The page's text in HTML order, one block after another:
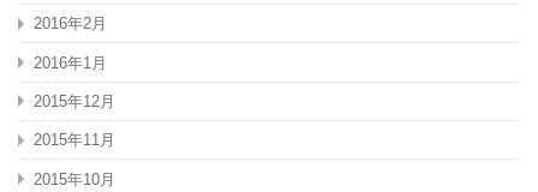
2016年2月
2016年1月
2015年12月
2015年11月
2015年10月